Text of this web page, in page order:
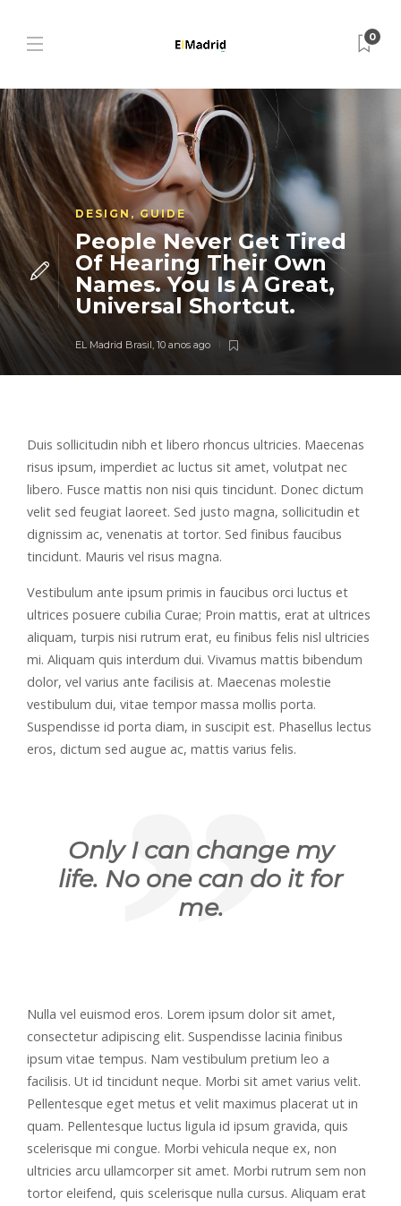
0
DESIGN , GUIDE
People Never Get Tired
Of Hearing Their Own
Names. You Is A Great,
Universal Shortcut.
EL Madrid Brasil, 10 anos ago
Duis sollicitudin nibh et libero rhoncus ultricies. Maecenas
risus ipsum, imperdiet ac luctus sit amet, volutpat nec
libero. Fusce mattis non nisi quis tincidunt. Donec dictum
velit sed feugiat laoreet. Sed justo magna, sollicitudin et
dignissim ac, venenatis at tortor. Sed finibus faucibus
tincidunt. Mauris vel risus magna.
Vestibulum ante ipsum primis in faucibus orci luctus et
ultrices posuere cubilia Curae; Proin mattis, erat at ultrices
aliquam, turpis nisi rutrum erat, eu finibus felis nisl ultricies
mi. Aliquam quis interdum dui. Vivamus mattis bibendum
dolor, vel varius ante facilisis at. Maecenas molestie
vestibulum dui, vitae tempor massa mollis porta.
Suspendisse id porta diam, in suscipit est. Phasellus lectus
eros, dictum sed augue ac, mattis varius felis.
Only I can change my
life. No one can do it for
me.
Nulla vel euismod eros. Lorem ipsum dolor sit amet,
consectetur adipiscing elit. Suspendisse lacinia finibus
ipsum vitae tempus. Nam vestibulum pretium leo a
facilisis. Ut id tincidunt neque. Morbi sit amet varius velit.
Pellentesque eget metus et velit maximus placerat ut in
quam. Pellentesque luctus ligula id ipsum gravida, quis
scelerisque mi congue. Morbi vehicula neque ex, non
ultricies arcu ullamcorper sit amet. Morbi rutrum sem non
tortor eleifend, quis scelerisque nulla cursus. Aliquam erat